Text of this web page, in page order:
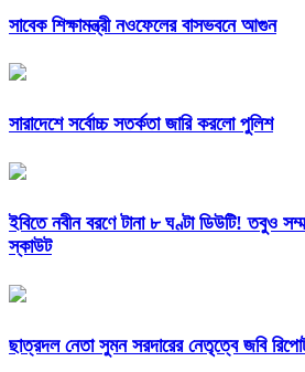
সাবেক শিক্ষামন্ত্রী নওফেলের বাসভবনে আগুন
সারাদেশে সর্বোচ্চ সতর্কতা জারি করলো পুলিশ
ইবিতে নবীন বরণে টানা ৮ ঘণ্টা ডিউটি! তবুও
স্কাউট
ছাত্রদল নেতা সুমন সরদারের নেতৃত্বে জবি